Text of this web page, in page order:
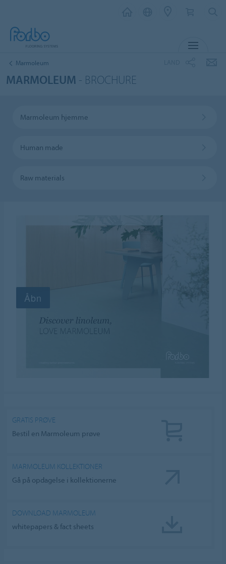
Marmoleum
MARMOLEUM - BROCHURE
Marmoleum hjemme
Human made
Raw materials
GRATIS PRØVE
Bestil en Marmoleum prøve
MARMOLEUM KOLLEKTIONER
Gå på opdagelse i kollektionerne
DOWNLOAD MARMOLEUM
whitepapers & fact sheets